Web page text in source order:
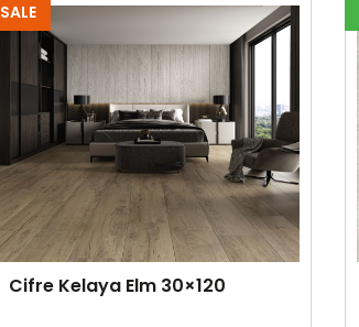
SALE
Cifre Kelaya Elm 30×120